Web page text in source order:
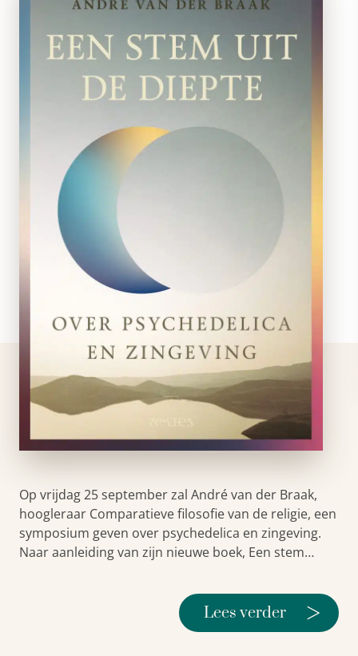
Op vrijdag 25 september zal André van der Braak,
hoogleraar Comparatieve filosofie van de religie, een
symposium geven over psychedelica en zingeving.
Naar aanleiding van zijn nieuwe boek, Een stem…
Lees verder >